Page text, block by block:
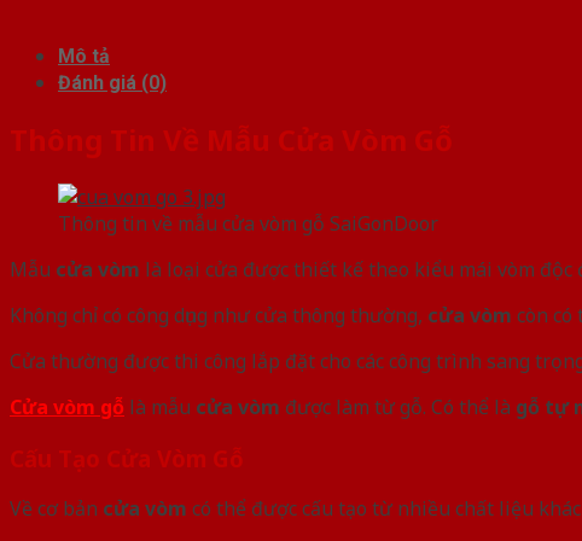
Mô tả
Đánh giá (0)
Thông Tin Về Mẫu Cửa Vòm Gỗ
Thông tin về mẫu cửa vòm gỗ SaiGonDoor
Mẫu cửa vòm là loại cửa được thiết kế theo kiểu mái vòm độc
Không chỉ có công dụng như cửa thông thường, cửa vòm còn có
Cửa thường được thi công lắp đặt cho các công trình sang
Cửa vòm gỗ là mẫu cửa vòm được làm từ gỗ. Có thể là gỗ tự
Cấu Tạo Cửa Vòm Gỗ
Về cơ bản cửa vòm có thể được cấu tạo từ nhiều chất liệu